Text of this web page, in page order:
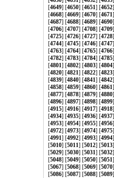
[4649] [4650] [4651] [4652
[4668] [4669] [4670] [4671
[4687] [4688] [4689] [4690
[4706] [4707] [4708] [4709
[4725] [4726] [4727] [4728
[4744] [4745] [4746] [4747
[4763] [4764] [4765] [4766
[4782] [4783] [4784] [4785
[4801] [4802] [4803] [4804
[4820] [4821] [4822] [4823
[4839] [4840] [4841] [4842
[4858] [4859] [4860] [4861
[4877] [4878] [4879] [4880
[4896] [4897] [4898] [4899
[4915] [4916] [4917] [4918
[4934] [4935] [4936] [4937
[4953] [4954] [4955] [4956
[4972] [4973] [4974] [4975
[4991] [4992] [4993] [4994
[5010] [5011] [5012] [5013
[5029] [5030] [5031] [5032
[5048] [5049] [5050] [5051
[5067] [5068] [5069] [5070
[5086] [5087] [5088] [5089